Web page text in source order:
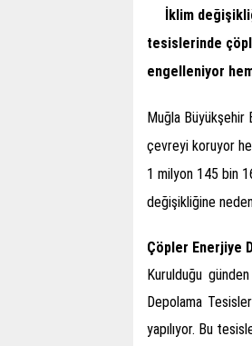
İklim
tesislerinde
engelleniyor
Muğla
çevreyi koruyor
1 milyon 145 bin
değişikliğine neden
Çöpler Enerjiye
Kurulduğu
Depolama
yapılıyor. Bu